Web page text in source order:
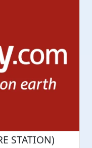
STATION)